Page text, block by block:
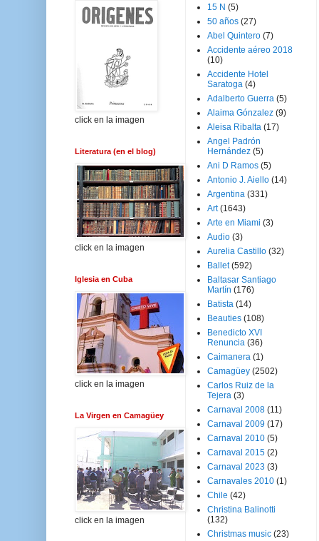
click en la imagen
Literatura (en el blog)
click en la imagen
Iglesia en Cuba
click en la imagen
La Virgen en Camagüey
click en la imagen
15 N (5)
50 años (27)
Abel Quintero (7)
Accidente aéreo 2018
(10)
Accidente Hotel
Saratoga (4)
Adalberto Guerra (5)
Alaima Gónzalez (9)
Aleisa Ribalta (17)
Angel Padrón
Hernández (5)
Ani D Ramos (5)
Antonio J. Aiello (14)
Argentina (331)
Art (1643)
Arte en Miami (3)
Audio (3)
Aurelia Castillo (32)
Ballet (592)
Baltasar Santiago
Martín (176)
Batista (14)
Beauties (108)
Benedicto XVI
Renuncia (36)
Caimanera (1)
Camagüey (2502)
Carlos Ruiz de la
Tejera (3)
Carnaval 2008 (11)
Carnaval 2009 (17)
Carnaval 2010 (5)
Carnaval 2015 (2)
Carnaval 2023 (3)
Carnavales 2010 (1)
Chile (42)
Christina Balinotti
(132)
Christmas music (23)